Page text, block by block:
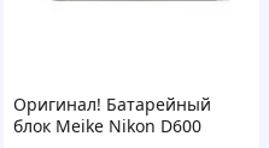
Оригинал! Батарейный
блок Meike Nikon D600